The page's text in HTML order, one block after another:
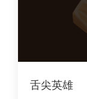
舌尖英雄